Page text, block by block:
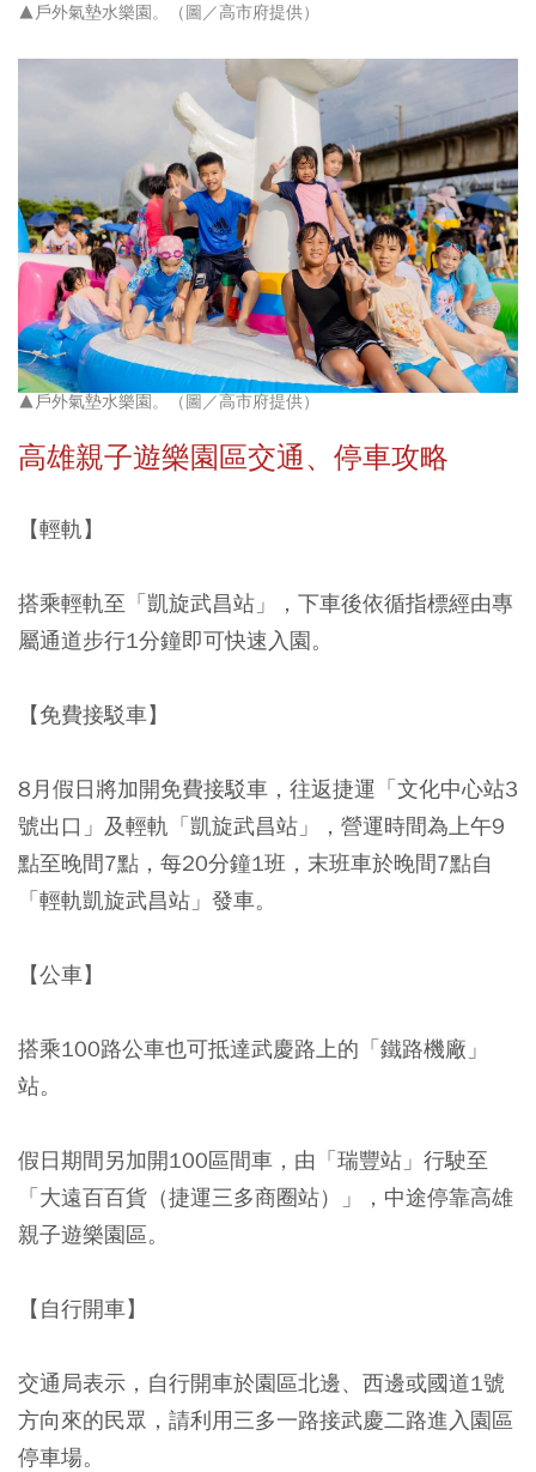
▲戶外氣墊水樂園。（圖／高市府提供）
▲戶外氣墊水樂園。（圖／高市府提供）
高雄親子遊樂園區交通、停車攻略
【輕軌】
搭乘輕軌至「凱旋武昌站」，下車後依循指標經由專
屬通道步行1分鐘即可快速入園。
【免費接駁車】
8月假日將加開免費接駁車，往返捷運「文化中心站3
號出口」及輕軌「凱旋武昌站」，營運時間為上午9
點至晚間7點，每20分鐘1班，末班車於晚間7點自
「輕軌凱旋武昌站」發車。
【公車】
搭乘100路公車也可抵達武慶路上的「鐵路機廠」
站。
假日期間另加開100區間車，由「瑞豐站」行駛至
「大遠百百貨（捷運三多商圈站）」，中途停靠高雄
親子遊樂園區。
【自行開車】
交通局表示，自行開車於園區北邊、西邊或國道1號
方向來的民眾，請利用三多一路接武慶二路進入園區
停車場。